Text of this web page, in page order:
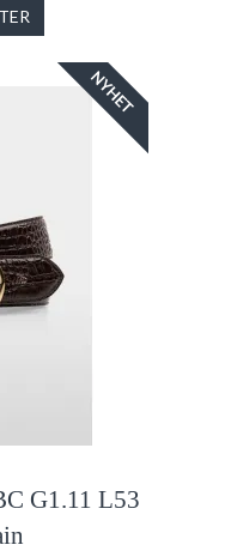
NYHET
G1.11 L53